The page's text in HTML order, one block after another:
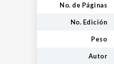
No. de Páginas
No. Edición
Peso
Autor